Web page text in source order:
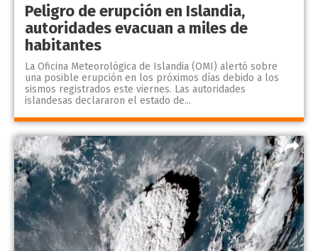
Peligro de erupción en Islandia,
autoridades evacuan a miles de
habitantes
La Oficina Meteorológica de Islandia (OMI) alertó sobre
una posible erupción en los próximos días debido a los
sismos registrados este viernes. Las autoridades
islandesas declararon el estado de...